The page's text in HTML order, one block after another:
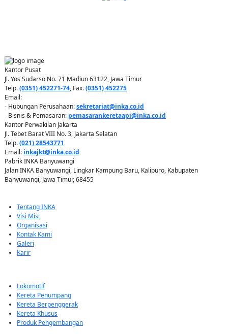
Kantor Pusat
Jl. Yos Sudarso No. 71 Madiun 63122, Jawa Timur
Telp.(0351) 452271-74, Fax.(0351) 452275
Email:
- Hubungan Perusahaan:sekretariat@inka.co.id
- Bisnis & Pemasaran: pemasarankeretaapi@inka.co.id
Kantor Perwakilan Jakarta
Jl. Tebet Barat VIII No. 3, Jakarta Selatan
Telp.(021) 28543771
Email: inkajkt@inka.co.id
Pabrik INKA Banyuwangi
Jalan INKA Banyuwangi, Lingkar Kampung Baru, Kalipuro, Kabupaten
Banyuwangi, Jawa Timur, 68455
Tentang INKA
Visi Misi
Organisasi
Kontak Kami
Galeri
Karir
Lokomotif
Kereta Penumpang
Kereta Berpenggerak
Kereta Khusus
Produk Pengembangan